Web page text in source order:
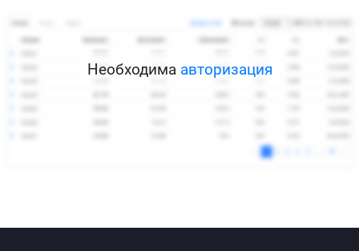
Необходима авторизация